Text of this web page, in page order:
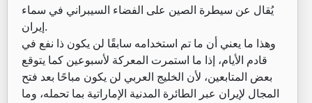
يُقال عن سيطرة الصين على الفضاء السيبراني في سماء
إيران.
وهذا ما يعني أن ما تم استخدامه سابقًا لن يكون ذا نفع في
قادم الأيام، إذا ما استمرت المعركة لأسبوعين كما يتوقع
بعض المتابعين، لأن الخليج العربي لن يكون مباحًا بعد فتح
المجال لإيران عبر الطائرة المدنية الإماراتية بما تحمله، وما